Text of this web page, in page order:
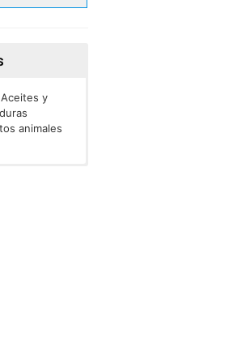
y
animales
(Zn: 110);